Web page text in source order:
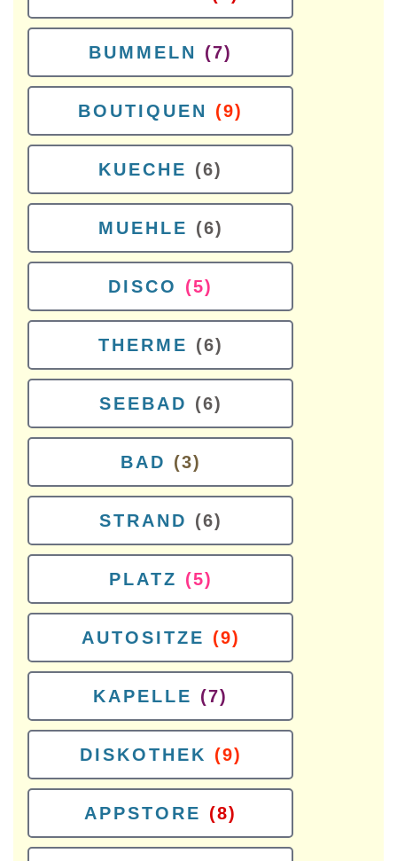
BUMMELN (7)
BOUTIQUEN (9)
KUECHE (6)
MUEHLE (6)
DISCO (5)
THERME (6)
SEEBAD (6)
BAD (3)
STRAND (6)
PLATZ (5)
AUTOSITZE (9)
KAPELLE (7)
DISKOTHEK (9)
APPSTORE (8)